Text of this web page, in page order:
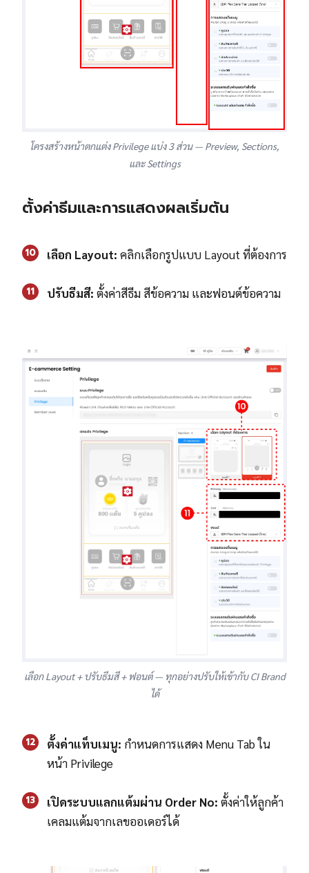
โครงสร้างหน้าตกแต่ง Privilege แบ่ง 3 ส่วน — Preview, Sections,
และ Settings
ตั้งค่าธีมและการแสดงผลเริ่มต้น
10 เลือก Layout: คลิกเลือกรูปแบบ Layout ที่ต้องการ
11 ปรับธีมสี: ตั้งค่าสีธีม สีข้อความ และฟอนต์ข้อความ
เลือก Layout + ปรับธีมสี + ฟอนต์ — ทุกอย่างปรับให้เข้ากับ CI Brand
ได้
12 ตั้งค่าแท็บเมนู: กำหนดการแสดง Menu Tab ใน
หน้า Privilege
13 เปิดระบบแลกแต้มผ่าน Order No: ตั้งค่าให้ลูกค้า
เคลมแต้มจากเลขออเดอร์ได้